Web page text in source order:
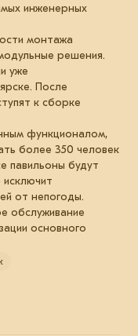
инженерных
монтажа
решения.
уже
После
к сборке
функционалом,
более 350 человек
павильоны будут
от непогоды.
обслуживание
основного